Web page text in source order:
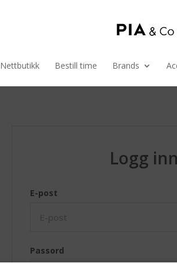
Nettbutikk Bestill time Brands
Logg inn
E-post
Passord